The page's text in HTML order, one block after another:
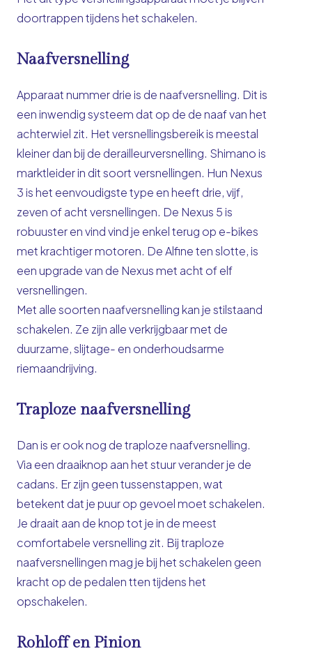
doortrappen tijdens het schakelen.
Naafversnelling
Apparaat nummer drie is de naafversnelling. Dit is
een inwendig systeem dat op de de naaf van het
achterwiel zit. Het versnellingsbereik is meestal
kleiner dan bij de derailleurversnelling. Shimano is
marktleider in dit soort versnellingen. Hun Nexus
3 is het eenvoudigste type en heeft drie, vijf,
zeven of acht versnellingen. De Nexus 5 is
robuuster en vind vind je enkel terug op e-bikes
met krachtiger motoren. De Alfine ten slotte, is
een upgrade van de Nexus met acht of elf
versnellingen.
Met alle soorten naafversnelling kan je stilstaand
schakelen. Ze zijn alle verkrijgbaar met de
duurzame, slijtage- en onderhoudsarme
riemaandrijving.
Traploze naafversnelling
Dan is er ook nog de traploze naafversnelling.
Via een draaiknop aan het stuur verander je de
cadans. Er zijn geen tussenstappen, wat
betekent dat je puur op gevoel moet schakelen.
Je draait aan de knop tot je in de meest
comfortabele versnelling zit. Bij traploze
naafversnellingen mag je bij het schakelen geen
kracht op de pedalen tten tijdens het
opschakelen.
Rohloff en Pinion